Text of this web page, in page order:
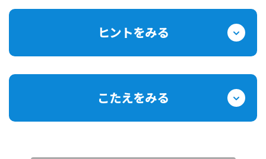
ヒントをみる
こたえをみる